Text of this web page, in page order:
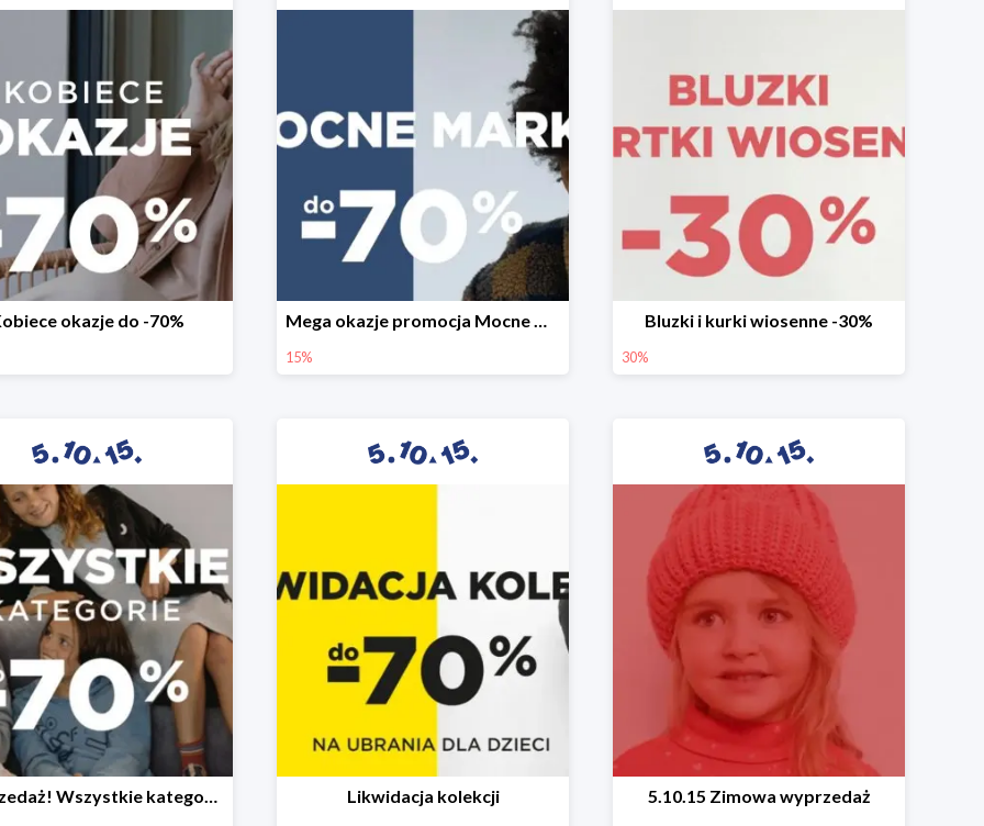
okazje do -70% Mega okazje promocja Mocne marki do -70%
15%
Bluzki i kurki wiosenne -30%
30%
Wyprzedaż! Wszystkie kategorie do -70% Likwidacja kolekcji 5.10.15 Zimowa wyprzedaż